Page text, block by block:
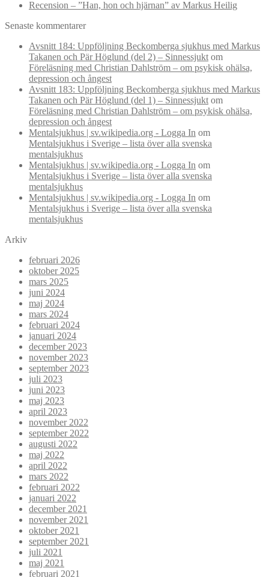
Recension – ”Han, hon och hjärnan” av Markus Heilig
Senaste kommentarer
Avsnitt 184: Uppföljning Beckomberga sjukhus med Markus
Takanen och Pär Höglund (del 2) – Sinnessjukt om
Föreläsning med Christian Dahlström – om psykisk ohälsa,
depression och ångest
Avsnitt 183: Uppföljning Beckomberga sjukhus med Markus
Takanen och Pär Höglund (del 1) – Sinnessjukt om
Föreläsning med Christian Dahlström – om psykisk ohälsa,
depression och ångest
Mentalsjukhus | sv.wikipedia.org - Logga In om
Mentalsjukhus i Sverige – lista över alla svenska
mentalsjukhus
Mentalsjukhus | sv.wikipedia.org - Logga In om
Mentalsjukhus i Sverige – lista över alla svenska
mentalsjukhus
Mentalsjukhus | sv.wikipedia.org - Logga In om
Mentalsjukhus i Sverige – lista över alla svenska
mentalsjukhus
Arkiv
februari 2026
oktober 2025
mars 2025
juni 2024
maj 2024
mars 2024
februari 2024
januari 2024
december 2023
november 2023
september 2023
juli 2023
juni 2023
maj 2023
april 2023
november 2022
september 2022
augusti 2022
maj 2022
april 2022
mars 2022
februari 2022
januari 2022
december 2021
november 2021
oktober 2021
september 2021
juli 2021
maj 2021
februari 2021